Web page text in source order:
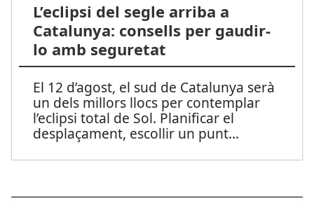
L’eclipsi del segle arriba a
Catalunya: consells per gaudir-
lo amb seguretat
El 12 d’agost, el sud de Catalunya serà
un dels millors llocs per contemplar
l’eclipsi total de Sol. Planificar el
desplaçament, escollir un punt...